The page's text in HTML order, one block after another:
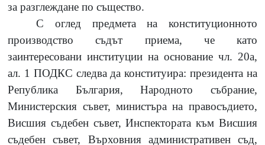
за разглеждане по същество.
С оглед предмета на конституционното
производство съдът приема, че като
заинтересовани институции на основание чл. 20а,
ал. 1 ПОДКС следва да конституира: президента на
Република България, Народното събрание,
Министерския съвет, министъра на правосъдието,
Висшия съдебен съвет, Инспектората към Висшия
съдебен съвет, Върховния административен съд,